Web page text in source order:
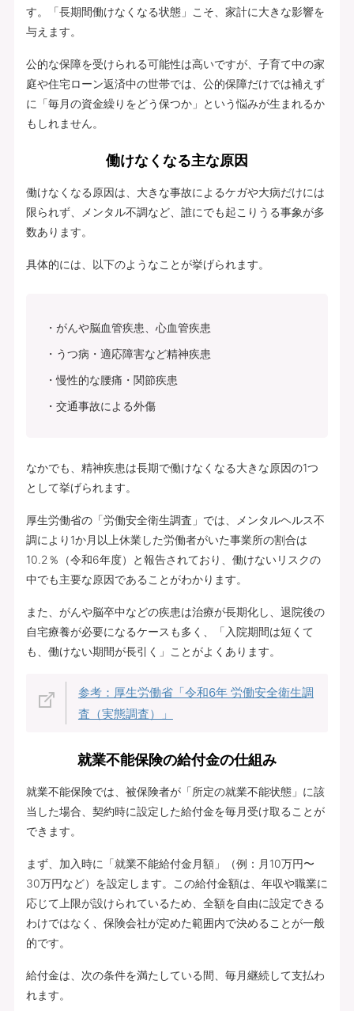
す。「長期間働けなくなる状態」こそ、家計に大きな影響を
与えます。
公的な保障を受けられる可能性は高いですが、子育て中の家
庭や住宅ローン返済中の世帯では、公的保障だけでは補えず
に「毎月の資金繰りをどう保つか」という悩みが生まれるか
もしれません。
働けなくなる主な原因
働けなくなる原因は、大きな事故によるケガや大病だけには
限られず、メンタル不調など、誰にでも起こりうる事象が多
数あります。
具体的には、以下のようなことが挙げられます。
がんや脳血管疾患、心血管疾患
うつ病・適応障害など精神疾患
慢性的な腰痛・関節疾患
交通事故による外傷
なかでも、精神疾患は長期で働けなくなる大きな原因の1つ
として挙げられます。
厚生労働省の「労働安全衛生調査」では、メンタルヘルス不
調により1か月以上休業した労働者がいた事業所の割合は
10.2％（令和6年度）と報告されており、働けないリスクの
中でも主要な原因であることがわかります。
また、がんや脳卒中などの疾患は治療が長期化し、退院後の
自宅療養が必要になるケースも多く、「入院期間は短くて
も、働けない期間が長引く」ことがよくあります。
参考：厚生労働省「令和6年 労働安全衛生調
査（実態調査）」
就業不能保険の給付金の仕組み
就業不能保険では、被保険者が「所定の就業不能状態」に該
当した場合、契約時に設定した給付金を毎月受け取ることが
できます。
まず、加入時に「就業不能給付金月額」（例：月10万円〜
30万円など）を設定します。この給付金額は、年収や職業に
応じて上限が設けられているため、全額を自由に設定できる
わけではなく、保険会社が定めた範囲内で決めることが一般
的です。
給付金は、次の条件を満たしている間、毎月継続して支払わ
れます。